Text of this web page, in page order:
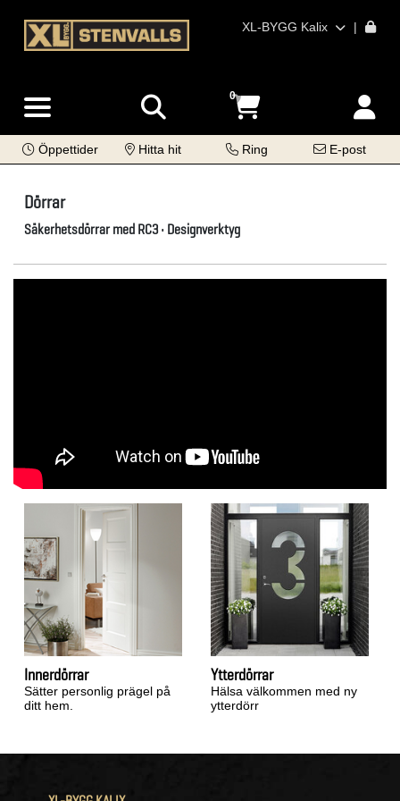
XL-BYGG Kalix |
0
Öppettider Hitta hit Ring E-post
Dörrar
Säkerhetsdörrar med RC3 • Designverktyg
Innerdörrar
Sätter personlig prägel på
ditt hem.
Ytterdörrar
Hälsa välkommen med ny
ytterdörr